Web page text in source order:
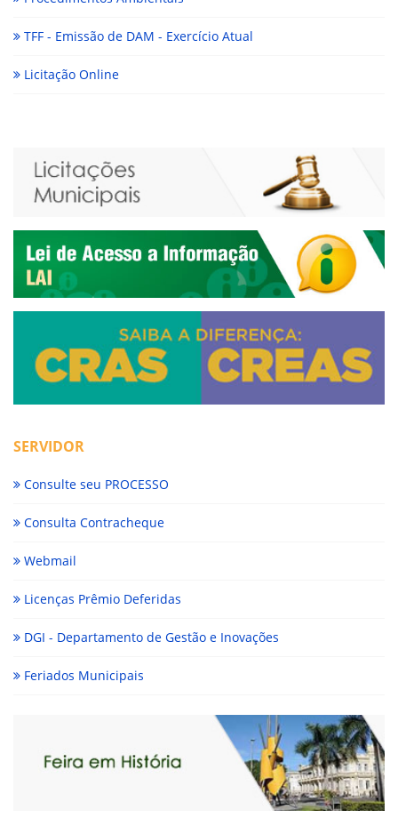
TFF - Emissão de DAM - Exercício Atual
Licitação Online
SERVIDOR
Consulte seu PROCESSO
Consulta Contracheque
Webmail
Licenças Prêmio Deferidas
DGI - Departamento de Gestão e Inovações
Feriados Municipais